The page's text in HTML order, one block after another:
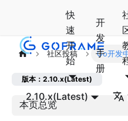
快
速
开
始
开
发
手
册
2.10.x(Latest)
社区投稿 Go开发
版本：2.10.x(Latest)
本页总览